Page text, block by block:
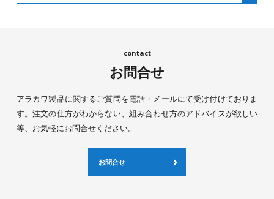
お問合せ
アラカワ製品に関するご質問を電話・メールにて受け付けておりま
す。注文の仕方がわからない、組み合わせ方のアドバイスが欲しい
等、お気軽にお問合せください。
お問合せ